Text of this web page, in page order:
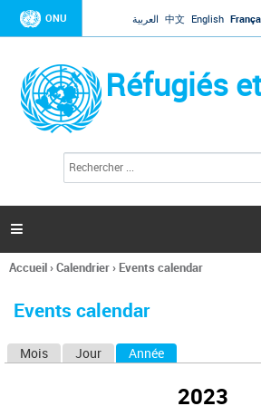
Jump to navigation
ONU العربية 中文 English
Réfugiés
l
c
h
e

Vous
ici
Accueil›Calendrier› Events calendar
Events calendar
Mois Jour Année
2023